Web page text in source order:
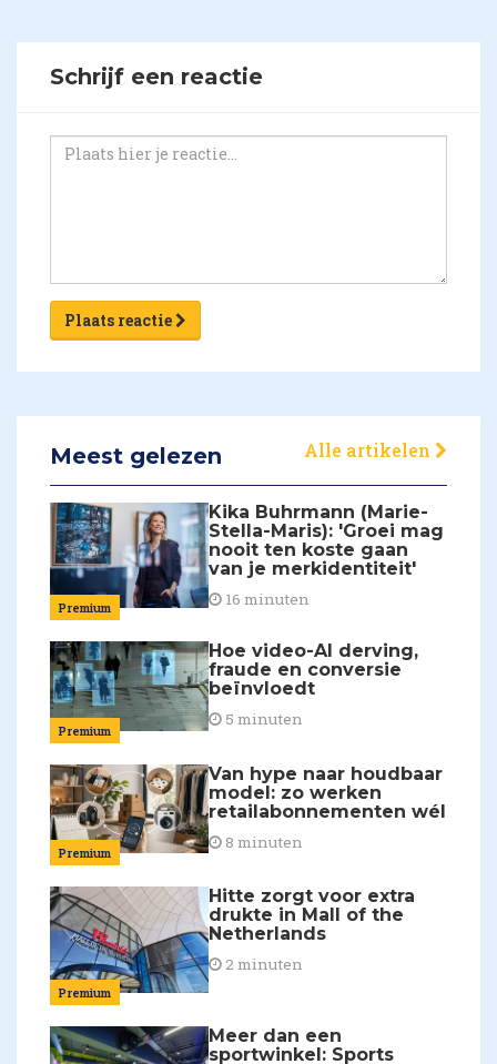
Schrijf een reactie
Plaats reactie
Meest gelezen Alle artikelen
Premium
Kika Buhrmann (Marie-
Stella-Maris): 'Groei mag
nooit ten koste gaan
van je merkidentiteit'
16 minuten
Premium
Hoe video-AI derving,
fraude en conversie
beïnvloedt
5 minuten
Premium
Van hype naar houdbaar
model: zo werken
retailabonnementen wél
8 minuten
Premium
Hitte zorgt voor extra
drukte in Mall of the
Netherlands
2 minuten
Meer dan een
sportwinkel: Sports